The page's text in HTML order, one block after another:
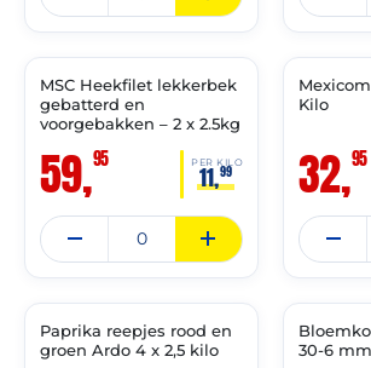
✓ VAST ASSORTIMENT
30-
MSC Heekfilet lekkerbek
gebatterd en
voorgebakken – 2 x 2.5kg
59,95 PER KILO
11,99
✓ VAST
31-
Kilo
32,95
✓ VAST ASSORTIMENT
31-
Paprika reepjes rood en
groen Ardo 4 x 2,5 kilo
✓ VAST
30-
30-6